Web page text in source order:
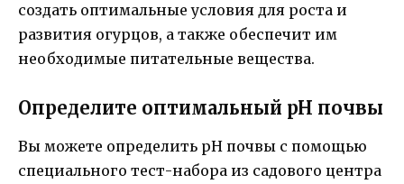
создать оптимальные условия для роста и
развития огурцов, а также обеспечит им
необходимые питательные вещества.
Определите оптимальный рН почвы
Вы можете определить рН почвы с помощью
специального тест-набора из садового центра